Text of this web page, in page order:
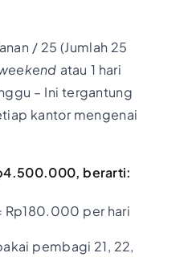
/ 25 (Jumlah 25
atau 1 hari
– Ini tergantung
kantor mengenai
berarti:
per hari
pembagi 21, 22,